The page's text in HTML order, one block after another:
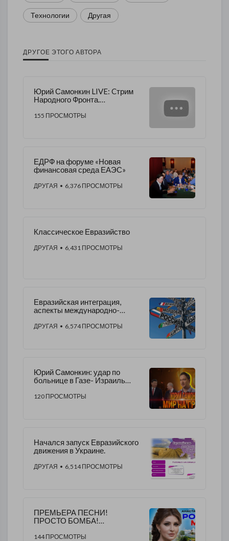
Технологии Другая
ДРУГОЕ ЭТОГО АВТОРА
Юрий Самонкин LIVE: Cтрим
Народного Фронта.
Внутренняя повестка России
155 ПРОСМОТРЫ
ЕДРФ на форуме «Новая
финансовая среда ЕАЭС»
ДРУГАЯ • 6,376 ПРОСМОТРЫ
Классическое Евразийство
ДРУГАЯ • 6,431 ПРОСМОТРЫ
Евразийская интеграция,
аспекты международно-
ДРУГАЯ • 6,574 ПРОСМОТРЫ
Юрий Самонкин: удар по
больнице в Газе- Израиль
Путин в Пекине:итоги
120 ПРОСМОТРЫ
​Начался запуск Евразийского
движения в Украине.
ДРУГАЯ • 6,514 ПРОСМОТРЫ
ПРЕМЬЕРА ПЕСНИ!
ПРОСТО БОМБА!
144 ПРОСМОТРЫ